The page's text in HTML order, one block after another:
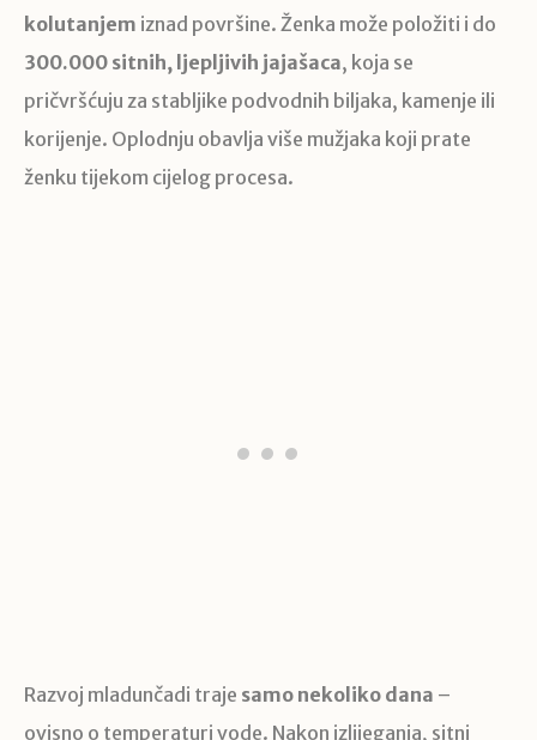
kolutanjem iznad površine. Ženka može položiti i do
300.000 sitnih, ljepljivih jajašaca, koja se
pričvršćuju za stabljike podvodnih biljaka, kamenje ili
korijenje. Oplodnju obavlja više mužjaka koji prate
ženku tijekom cijelog procesa.
Razvoj mladunčadi traje samo nekoliko dana –
ovisno o temperaturi vode. Nakon izlijeganja, sitni